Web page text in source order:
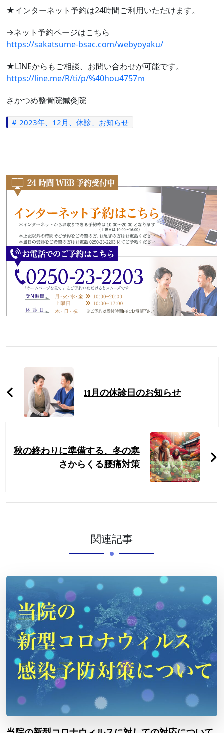
★インターネット予約は24時間ご利用いただけます。
→ネット予約ページはこちら
https://sakatsume-bsac.com/webyoyaku/
★LINEからもご相談、お問い合わせが可能です。
https://line.me/R/ti/p/%40hou4757ｍ
さかつめ整骨院鍼灸院
2023年、12月、休診、お知らせ
11月の休診日のお知らせ
秋の終わりに準備する、冬の寒
さからくる腰痛対策
関連記事